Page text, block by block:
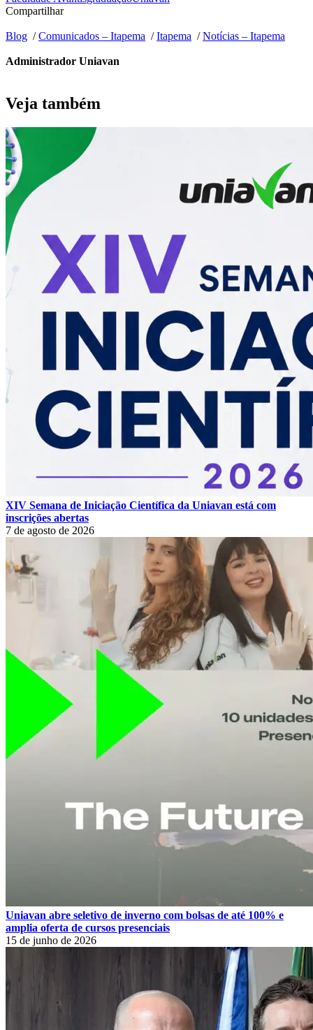
Compartilhar
Blog /Comunicados – Itapema /Itapema /Notícias – Itapema
Administrador Uniavan
Veja também
XIV Semana de Iniciação Científica da Uniavan está com
inscrições abertas
7 de agosto de 2026
Uniavan abre seletivo de inverno com bolsas de até 100% e
amplia oferta de cursos presenciais
15 de junho de 2026